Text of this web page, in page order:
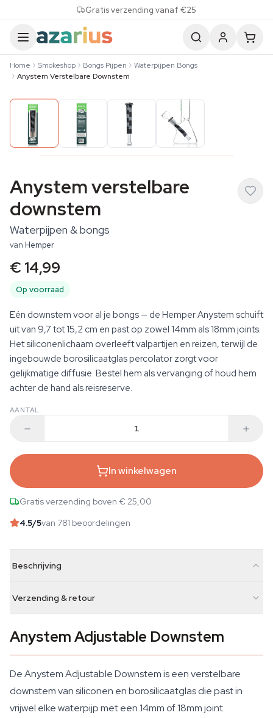
Gratis verzending vanaf €25
Home Smokeshop Bongs Pijpen
Waterpijpen Bongs
Anystem Verstelbare Downstem
Anystem verstelbare
downstem
Waterpijpen & bongs
van Hemper
€ 14,99
Op voorraad
Eén downstem voor al je bongs — de Hemper Anystem schuift
uit van 9,7 tot 15,2 cm en past op zowel 14mm als 18mm joints.
Het siliconenlichaam overleeft valpartijen en reizen, terwijl de
ingebouwde borosilicaatglas percolator zorgt voor
gelijkmatige diffusie. Bestel hem als vervanging of houd hem
achter de hand als reisreserve.
AANTAL
In winkelwagen
Gratis verzending boven € 25,00
4.5/5van 781 beoordelingen
Beschrijving
Verzending & retour
Anystem Adjustable Downstem
De Anystem Adjustable Downstem is een verstelbare
downstem van siliconen en borosilicaatglas die past in
vrijwel elke waterpijp met een 14mm of 18mm joint.